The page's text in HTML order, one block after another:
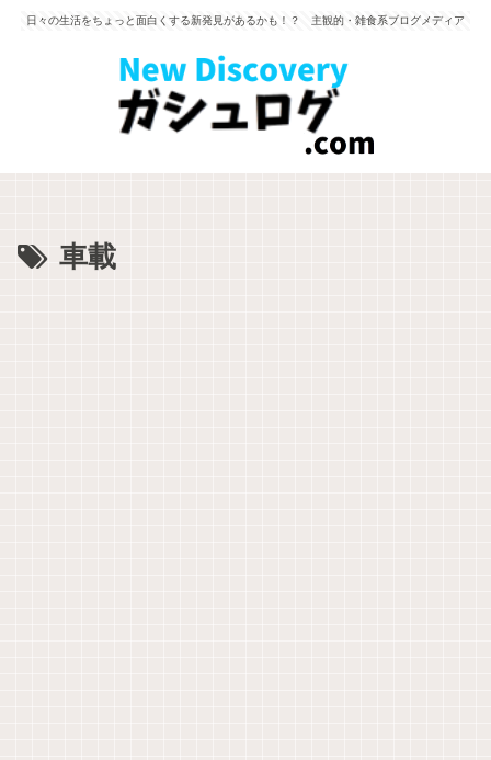
日々の生活をちょっと面白くする新発見があるかも！？ 主観的・雑食系ブログメディア
車載